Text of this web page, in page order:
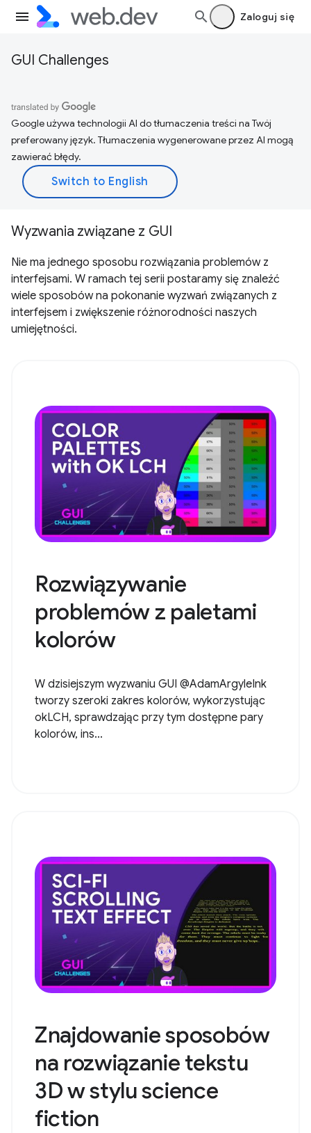
Zaloguj się
GUI Challenges
Google używa technologii AI do tłumaczenia treści na Twój
preferowany język. Tłumaczenia wygenerowane przez AI mogą
zawierać błędy.
Wyzwania związane z GUI
Nie ma jednego sposobu rozwiązania problemów z
interfejsami. W ramach tej serii postaramy się znaleźć
wiele sposobów na pokonanie wyzwań związanych z
interfejsem i zwiększenie różnorodności naszych
umiejętności.
Rozwiązywanie
problemów z paletami
kolorów
W dzisiejszym wyzwaniu GUI @AdamArgyleInk
tworzy szeroki zakres kolorów, wykorzystując
okLCH, sprawdzając przy tym dostępne pary
kolorów, ins...
Znajdowanie sposobów
na rozwiązanie tekstu
3D w stylu science
fiction